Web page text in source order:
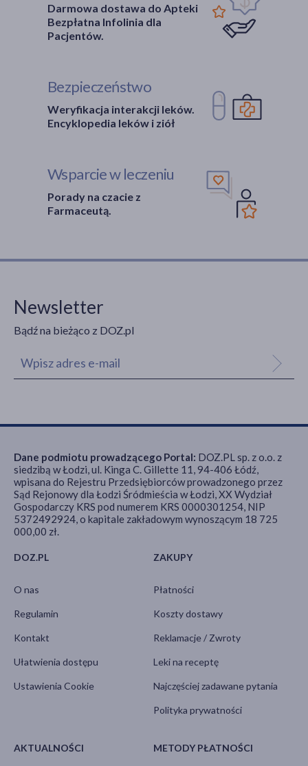
Darmowa dostawa do Apteki
Bezpłatna Infolinia dla
Pacjentów.
Bezpieczeństwo
Weryfikacja interakcji leków.
Encyklopedia leków i ziół
Wsparcie w leczeniu
Porady na czacie z
Farmaceutą.
Newsletter
Bądź na bieżąco z DOZ.pl
DOZ.PL
O nas
Regulamin
Kontakt
Ułatwienia dostępu
Ustawienia Cookie
ZAKUPY
Płatności
Koszty dostawy
Reklamacje / Zwroty
Leki na receptę
Najczęściej zadawane pytania
Polityka prywatności
AKTUALNOŚCI METODY PŁATNOŚCI
Dane podmiotu prowadzącego Portal: DOZ.PL sp. z o.o. z
siedzibą w Łodzi, ul. Kinga C. Gillette 11, 94-406 Łódź,
wpisana do Rejestru Przedsiębiorców prowadzonego przez
Sąd Rejonowy dla Łodzi Śródmieścia w Łodzi, XX Wydział
Gospodarczy KRS pod numerem KRS 0000301254, NIP
5372492924, o kapitale zakładowym wynoszącym 18 725
000,00 zł.